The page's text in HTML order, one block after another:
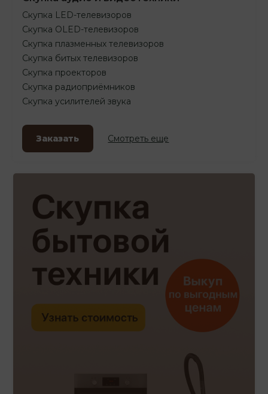
Скупка LED-телевизоров
Скупка OLED-телевизоров
Скупка плазменных телевизоров
Скупка битых телевизоров
Скупка проекторов
Скупка радиоприёмников
Скупка усилителей звука
Заказать Смотреть еще